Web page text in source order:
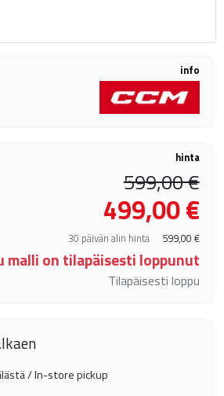
info
hinta
599,00 €
499,00 €
30 päivän alin hinta 599,00 €
malli on tilapäisesti loppunut
Tilapäisesti loppu
/ In-store pickup